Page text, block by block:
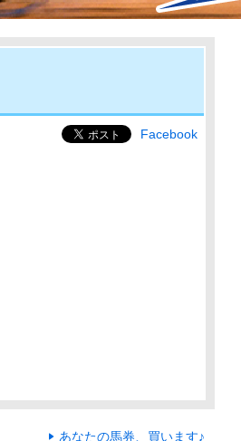
Facebook
あなたの馬券、買います♪